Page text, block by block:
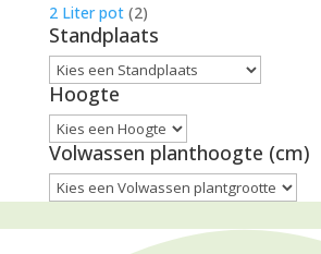
2 Liter pot (2)
Standplaats
Hoogte
Volwassen planthoogte (cm)